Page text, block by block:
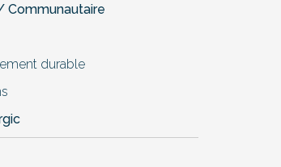
Communautaire
durable